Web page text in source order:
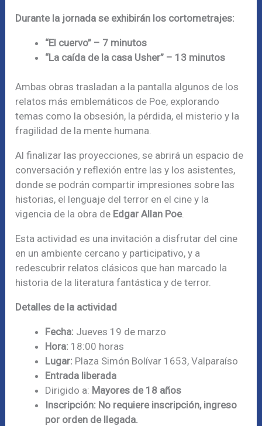
Durante la jornada se exhibirán los cortometrajes:
“El cuervo” – 7 minutos
“La caída de la casa Usher” – 13 minutos
Ambas obras trasladan a la pantalla algunos de los
relatos más emblemáticos de Poe, explorando
temas como la obsesión, la pérdida, el misterio y la
fragilidad de la mente humana.
Al finalizar las proyecciones, se abrirá un espacio de
conversación y reflexión entre las y los asistentes,
donde se podrán compartir impresiones sobre las
historias, el lenguaje del terror en el cine y la
vigencia de la obra de Edgar Allan Poe.
Esta actividad es una invitación a disfrutar del cine
en un ambiente cercano y participativo, y a
redescubrir relatos clásicos que han marcado la
historia de la literatura fantástica y de terror.
Detalles de la actividad
Fecha: Jueves 19 de marzo
Hora: 18:00 horas
Lugar: Plaza Simón Bolívar 1653, Valparaíso
Entrada liberada
Dirigido a: Mayores de 18 años
Inscripción: No requiere inscripción, ingreso
por orden de llegada.